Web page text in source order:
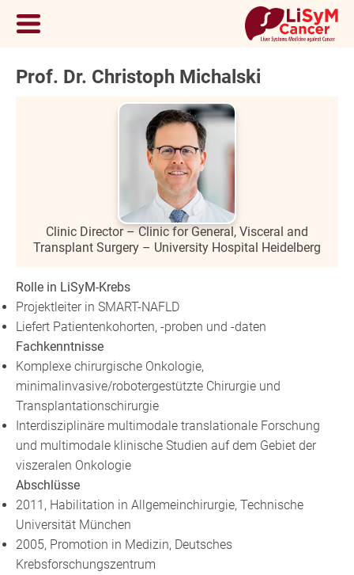
Prof. Dr. Christoph Michalski
Clinic Director – Clinic for General, Visceral and
Transplant Surgery – University Hospital Heidelberg
Rolle in LiSyM-Krebs
Projektleiter in SMART-NAFLD
Liefert Patientenkohorten, -proben und -daten
Fachkenntnisse
Komplexe chirurgische Onkologie,
minimalinvasive/robotergestützte Chirurgie und
Transplantationschirurgie
Interdisziplinäre multimodale translationale Forschung
und multimodale klinische Studien auf dem Gebiet der
viszeralen Onkologie
Abschlüsse
2011, Habilitation in Allgemeinchirurgie, Technische
Universität München
2005, Promotion in Medizin, Deutsches
Krebsforschungszentrum